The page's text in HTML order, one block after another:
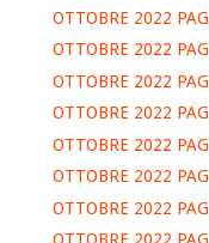
OTTOBRE 2022
OTTOBRE 2022
OTTOBRE 2022
OTTOBRE 2022
OTTOBRE 2022
OTTOBRE 2022
OTTOBRE 2022